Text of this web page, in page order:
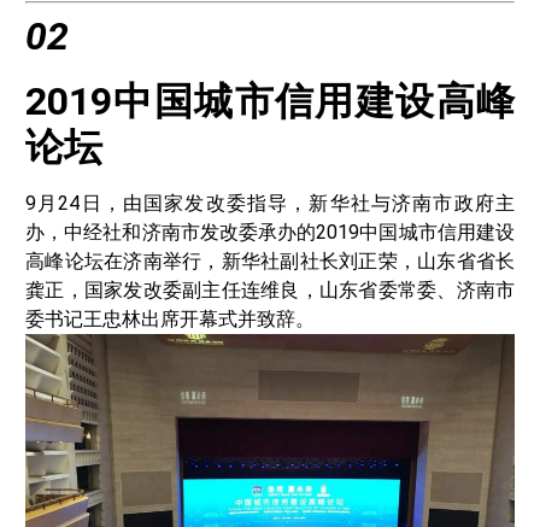
02
2019中国城市信用建设高峰
论坛
9月24日，由国家发改委指导，新华社与济南市政府主
办，中经社和济南市发改委承办的2019中国城市信用建设
高峰论坛在济南举行，新华社副社长刘正荣，山东省省长
龚正，国家发改委副主任连维良，山东省委常委、济南市
委书记王忠林出席开幕式并致辞。